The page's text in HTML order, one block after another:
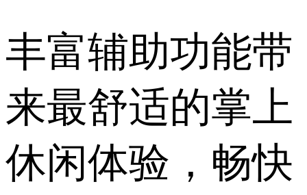
丰富辅助功能带
来最舒适的掌上
休闲体验，畅快